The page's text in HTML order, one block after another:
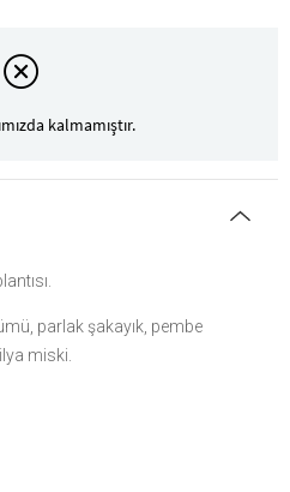
kalmamıştır.
parlak şakayık, pembe
miski.